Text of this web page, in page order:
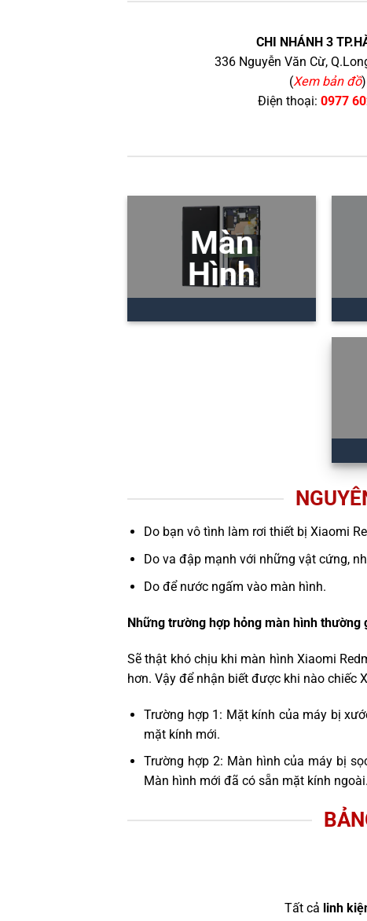
CHI NHÁNH 3
336 Nguyễn Văn Cừ,
(Xem bản đồ)
Điện thoại: 0977
Màn
Hình
Do bạn vô tình làm rơi thiết bị Xiaomi
Do va đập mạnh với những vật cứng,
Do để nước ngấm vào màn hình.
Những trường hợp hỏng màn hình thường
Sẽ thật khó chịu khi màn hình Xiaomi
hơn. Vậy để nhận biết được khi nào chiếc
Trường hợp 1: Mặt kính của máy bị
mặt kính mới.
Trường hợp 2: Màn hình của máy bị
Màn hình mới đã có sẵn mặt kính ngoài.
Tất cả linh